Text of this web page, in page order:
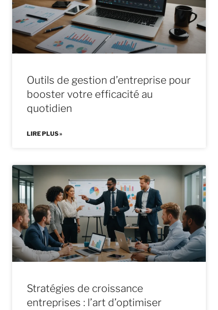
Outils de gestion d’entreprise pour
booster votre efficacité au
quotidien
LIRE PLUS »
Stratégies de croissance
entreprises : l’art d’optimiser